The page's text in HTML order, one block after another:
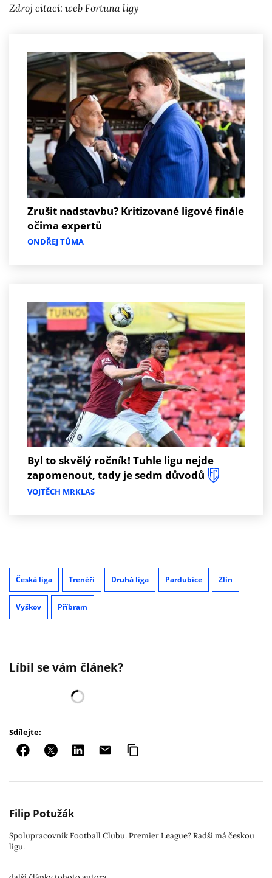
Zdroj citací: web Fortuna ligy
Zrušit nadstavbu? Kritizované ligové finále
očima expertů
ONDŘEJ TŮMA
Byl to skvělý ročník! Tuhle ligu nejde
zapomenout, tady je sedm důvodů
VOJTĚCH MRKLAS
Česká liga Trenéři Druhá liga Pardubice Zlín
Vyškov Příbram
Líbil se vám článek?
Sdílejte:
Filip Potužák
Spolupracovník Football Clubu. Premier League? Radši má českou
ligu.